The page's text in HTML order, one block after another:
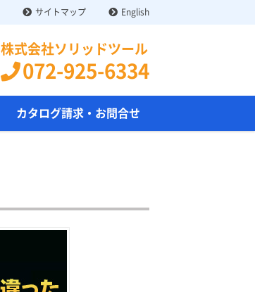
サイトマップ English
株式会社ソリッドツール
072-925-6334
カタログ請求・お問合せ